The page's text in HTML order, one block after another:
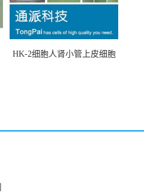
HK-2细胞人肾小管上皮细胞